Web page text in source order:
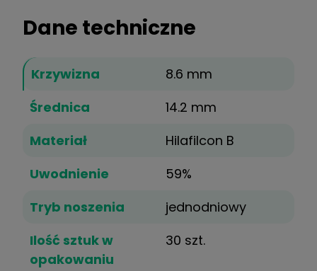
Dane techniczne
Krzywizna
8.6 mm
Średnica
14.2 mm
Materiał
Hilafilcon B
Uwodnienie
59%
Tryb noszenia
jednodniowy
Ilość sztuk w
opakowaniu
30 szt.